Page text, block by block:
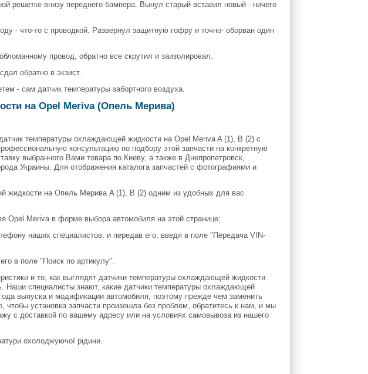
решетке внизу переднего бампера. Вынул старый вставил новый - ничего
- что-то с проводкой. Развернул защитную гофру и точно- оборван один
провод, обратно все скрутил и заизолировал.
обратно в экзист.
- сам датчик температуры забортного воздуха.
на Opel Meriva (Опель Мерива)
температуры охлаждающей жидкости на Opel Meriva A (1), B (2) с
консультацию по подбору этой запчасти на конкретную
выбранного Вами товара по Киеву, а также в Днепропетровск,
Украины. Для отображения каталога запчастей с фотографиями и
жидкости на Опель Мерива A (1), B (2) одним из удобных для вас
Opel Meriva в форме выбора автомобиля на этой странице;
наших специалистов, и передав его, введя в поле "Передача VIN-
в поле "Поиск по артикулу".
и то, как выглядят датчики температуры охлаждающей жидкости
Наши специалисты знают, какие датчики температуры охлаждающей
выпуска и модификации автомобиля, поэтому прежде чем заменить
установка запчасти произошла без проблем, обратитесь к нам, и мы
с доставкой по вашему адресу или на условиях самовывоза из нашего
охолоджуючої рідини.